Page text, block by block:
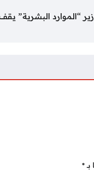
“الموارد البشرية”
*